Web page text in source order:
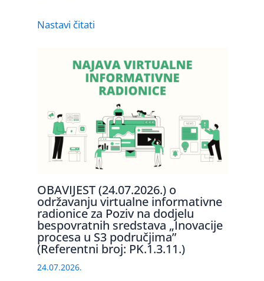
Nastavi čitati
OBAVIJEST (24.07.2026.) o
održavanju virtualne informativne
radionice za Poziv na dodjelu
bespovratnih sredstava „Inovacije
procesa u S3 područjima”
(Referentni broj: PK.1.3.11.)
24.07.2026.